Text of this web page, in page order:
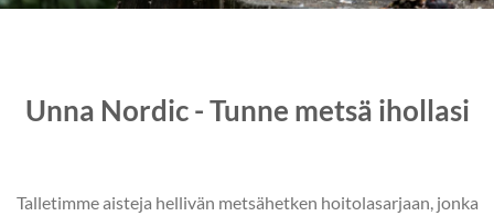
Unna Nordic - Tunne metsä ihollasi
Talletimme aisteja hellivän metsähetken hoitolasarjaan, jonka